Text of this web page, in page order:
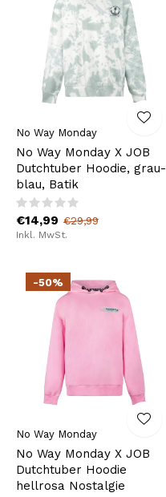
No Way Monday
No Way Monday X JOB
Dutchtuber Hoodie, grau-
blau, Batik
€14,99 €29,99
Inkl. MwSt.
-50%
No Way Monday
No Way Monday X JOB
Dutchtuber Hoodie
hellrosa Nostalgie